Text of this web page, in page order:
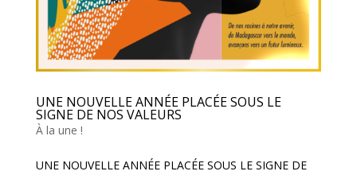
UNE NOUVELLE ANNÉE PLACÉE SOUS LE
SIGNE DE NOS VALEURS
À la une !
UNE NOUVELLE ANNÉE PLACÉE SOUS LE SIGNE DE